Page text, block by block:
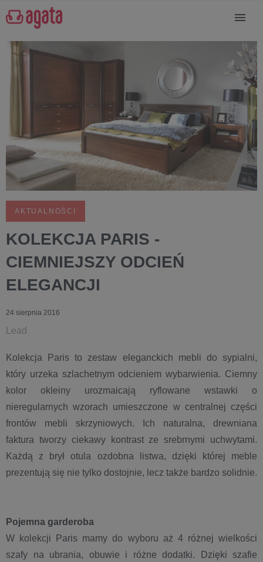
AKTUALNOŚCI
KOLEKCJA PARIS -
CIEMNIEJSZY ODCIEŃ
ELEGANCJI
24 sierpnia 2016
Lead
Kolekcja Paris to zestaw eleganckich mebli do sypialni,
który urzeka szlachetnym odcieniem wybarwienia. Ciemny
kolor okleiny urozmaicają ryflowane wstawki o
nieregularnych wzorach umieszczone w centralnej części
frontów mebli skrzyniowych. Ich naturalna, drewniana
faktura tworzy ciekawy kontrast ze srebrnymi uchwytami.
Każdą z brył otula ozdobna listwa, dzięki której meble
prezentują się nie tylko dostojnie, lecz także bardzo solidnie.
Pojemna garderoba
W kolekcji Paris mamy do wyboru aż 4 różnej wielkości
szafy na ubrania, obuwie i różne dodatki. Dzięki szafie